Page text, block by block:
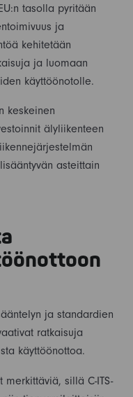
tasolla pyritään
ja
kehitetään
ja luomaan
käyttöönotolle.
keskeinen
älyliikenteen
asteittain
ja standardien
ratkaisuja
käyttöönottoa.
sillä C-ITS-